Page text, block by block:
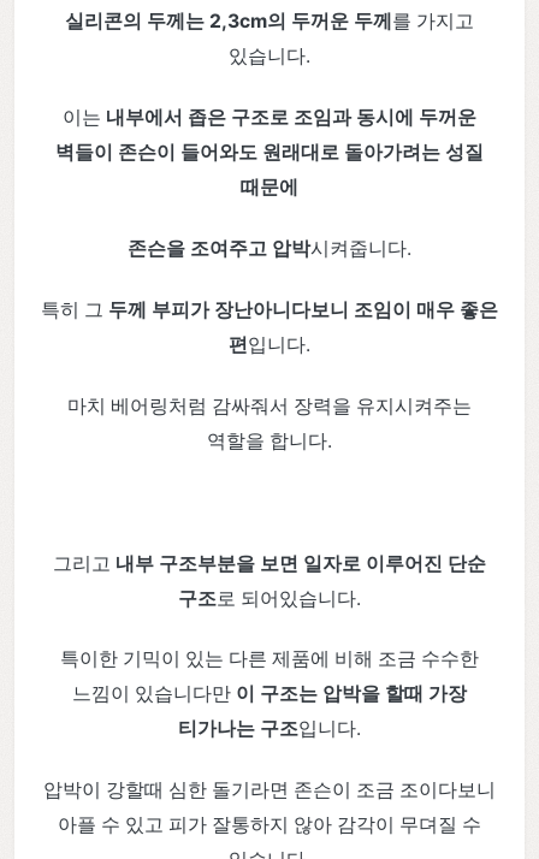
실리콘의 두께는 2,3cm의 두꺼운 두께를 가지고
있습니다.
이는 내부에서 좁은 구조로 조임과 동시에 두꺼운
벽들이 존슨이 들어와도 원래대로 돌아가려는 성질
때문에
존슨을 조여주고 압박시켜줍니다.
특히 그 두께 부피가 장난아니다보니 조임이 매우 좋은
편입니다.
마치 베어링처럼 감싸줘서 장력을 유지시켜주는
역할을 합니다.
그리고 내부 구조부분을 보면 일자로 이루어진 단순
구조 로 되어있습니다.
특이한 기믹이 있는 다른 제품에 비해 조금 수수한
느낌이 있습니다만 이 구조는 압박을 할때 가장
티가나는 구조입니다.
압박이 강할때 심한 돌기라면 존슨이 조금 조이다보니
아플 수 있고 피가 잘통하지 않아 감각이 무뎌질 수